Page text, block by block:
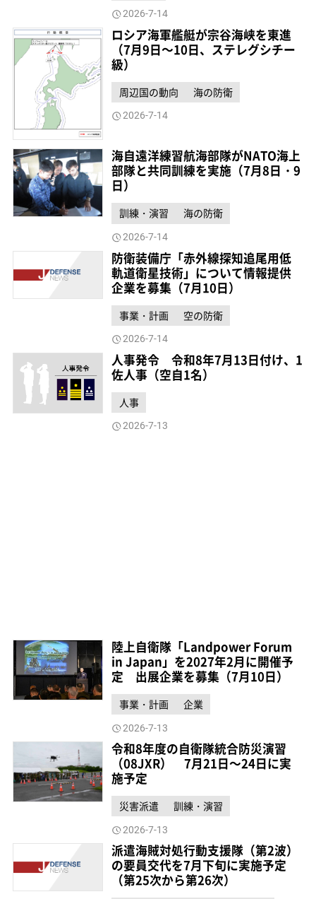
2026-7-14
ロシア海軍艦艇が宗谷海峡を東進
（7月9日～10日、ステレグシチー
級）
周辺国の動向 海の防衛
2026-7-14
海自遠洋練習航海部隊がNATO海上
部隊と共同訓練を実施（7月8日・9
日）
訓練・演習 海の防衛
2026-7-14
防衛装備庁「赤外線探知追尾用低
軌道衛星技術」について情報提供
企業を募集（7月10日）
事業・計画 空の防衛
2026-7-14
人事発令 令和8年7月13日付け、1
佐人事（空自1名）
人事
2026-7-13
陸上自衛隊「Landpower Forum
in Japan」を2027年2月に開催予
定 出展企業を募集（7月10日）
事業・計画 企業
2026-7-13
令和8年度の自衛隊統合防災演習
（08JXR） 7月21日～24日に実
施予定
災害派遣 訓練・演習
2026-7-13
派遣海賊対処行動支援隊（第2波）
の要員交代を7月下旬に実施予定
（第25次から第26次）